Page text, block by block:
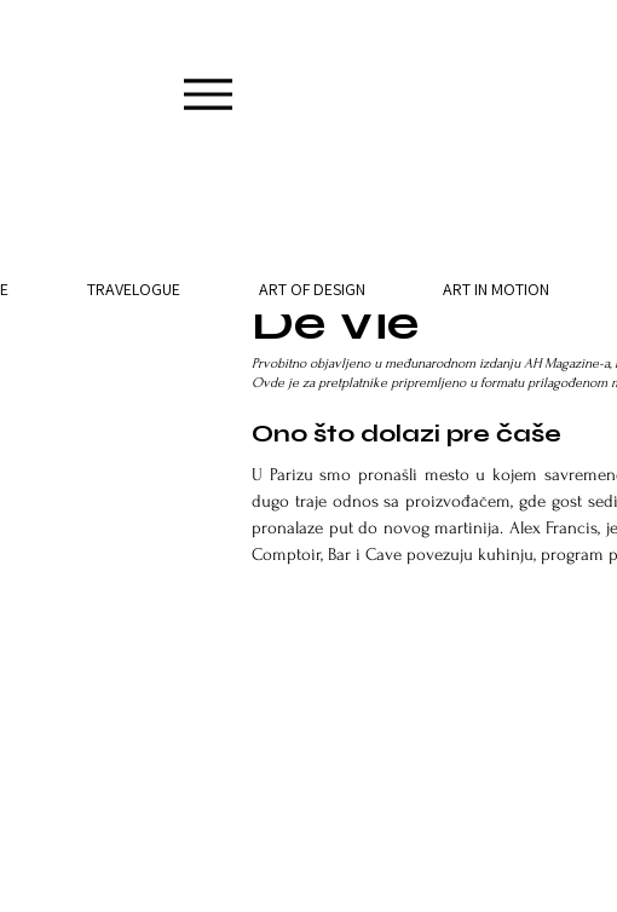
De Vie
Prvobitno objavljeno u međunarodnom izdanju AH Magazine-a,
Ovde je za pretplatnike pripremljeno u formatu prilagođenom
Ono što dolazi pre čaše
U Parizu smo pronašli mesto u kojem
dugo traje odnos sa proizvođačem, gde gost
pronalaze put do novog martinija. Alex Francis,
Comptoir, Bar i Cave povezuju kuhinju, program
TRAVELOGUE ART OF DESIGN ART IN MOTION